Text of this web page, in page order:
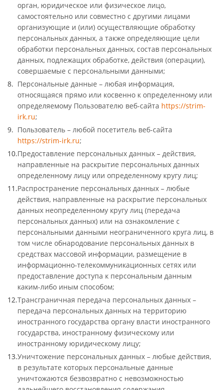
орган, юридическое или физическое лицо,
самостоятельно или совместно с другими лицами
организующие и (или) осуществляющие обработку
персональных данных, а также определяющие цели
обработки персональных данных, состав персональных
данных, подлежащих обработке, действия (операции),
совершаемые с персональными данными;
Персональные данные – любая информация,
относящаяся прямо или косвенно к определенному или
определяемому Пользователю веб-сайта https://strim-
irk.ru;
Пользователь – любой посетитель веб-сайта
https://strim-irk.ru;
Предоставление персональных данных – действия,
направленные на раскрытие персональных данных
определенному лицу или определенному кругу лиц;
Распространение персональных данных – любые
действия, направленные на раскрытие персональных
данных неопределенному кругу лиц (передача
персональных данных) или на ознакомление с
персональными данными неограниченного круга лиц, в
том числе обнародование персональных данных в
средствах массовой информации, размещение в
информационно-телекоммуникационных сетях или
предоставление доступа к персональным данным
каким-либо иным способом;
Трансграничная передача персональных данных –
передача персональных данных на территорию
иностранного государства органу власти иностранного
государства, иностранному физическому или
иностранному юридическому лицу;
Уничтожение персональных данных – любые действия,
в результате которых персональные данные
уничтожаются безвозвратно с невозможностью